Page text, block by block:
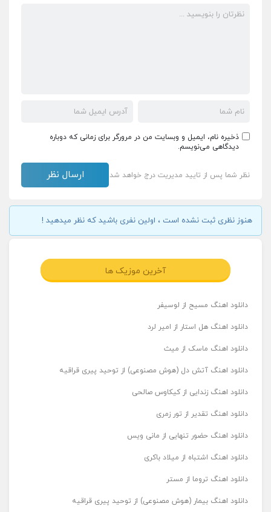
ذخیره نام، ایمیل و وبسایت من در مرورگر برای زمانی که دوباره
دیدگاهی می‌نویسم.
نظر شما پس از تایید مدیریت درج خواهد شد
هنوز نظری ثبت نشده است ، اولین نفری باشید که نظر میدهید !
آخرین موزیک ها
دانلود اهنگ مسیح از لوسیفر
دانلود اهنگ هل استار از امیر لرد
دانلود اهنگ ماسک از میث
دانلود اهنگ آتش دل (هوش مصنوعی) از توحید پیری قراقیه
دانلود اهنگ زندایی از کیکاوس صالحی
دانلود اهنگ تقدیر از تور زمری
دانلود اهنگ حضور تنهایی از مانی ویس
دانلود اهنگ اشتباه از میلاد باکری
دانلود اهنگ تروما از مستر
دانلود اهنگ بیمار (هوش مصنوعی) از توحید پیری قراقیه